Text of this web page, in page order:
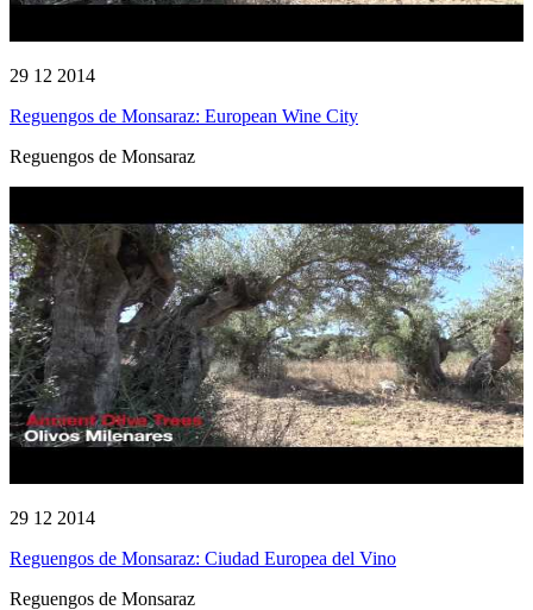
29 12 2014
Reguengos de Monsaraz: European Wine City
Reguengos de Monsaraz
29 12 2014
Reguengos de Monsaraz: Ciudad Europea del Vino
Reguengos de Monsaraz